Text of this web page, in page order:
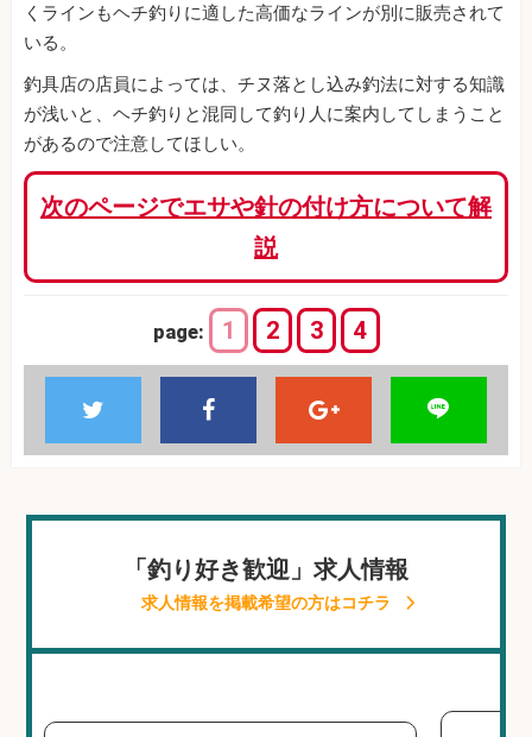
くラインもヘチ釣りに適した高価なラインが別に販売されて
いる。
釣具店の店員によっては、チヌ落とし込み釣法に対する知識
が浅いと、ヘチ釣りと混同して釣り人に案内してしまうこと
があるので注意してほしい。
次のページでエサや針の付け方について解
説
page: 1 2 3 4
「釣り好き歓迎」求人情報
求人情報を掲載希望の方はコチラ